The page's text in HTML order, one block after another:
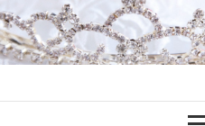
ファン